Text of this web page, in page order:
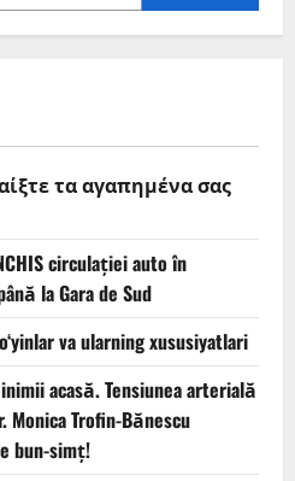
τα αγαπημένα σας
circulației auto în
la Gara de Sud
va ularning xususiyatlari
acasă. Tensiunea arterială
Trofin-Bănescu
bun-simț!